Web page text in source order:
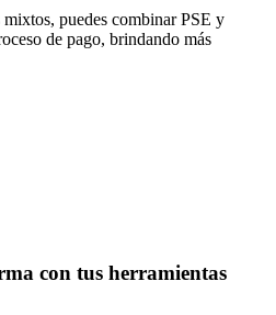
puedes combinar PSE y
de pago, brindando más
con tus herramientas